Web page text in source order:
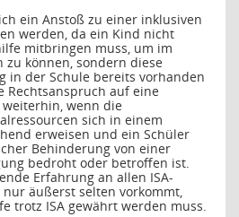
ein Anstoß zu einer inklusiven
werden, da ein Kind nicht
mitbringen muss, um im
zu können, sondern diese
in der Schule bereits vorhanden
Rechtsanspruch auf eine
wenn die
sich in einem
erweisen und ein Schüler
Behinderung von einer
bedroht oder betroffen ist.
Erfahrung an allen ISA-
nur äußerst selten vorkommt,
trotz ISA gewährt werden muss.